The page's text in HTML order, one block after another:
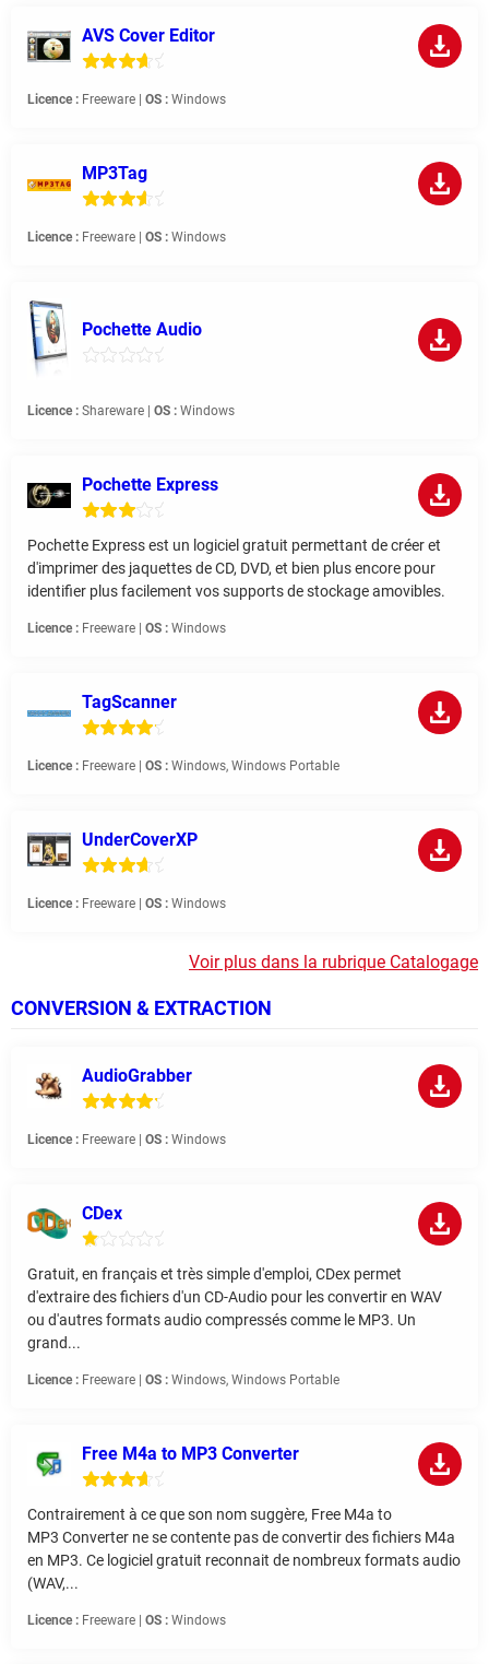
AVS Cover Editor
Licence : Freeware | OS : Windows
MP3Tag
Licence : Freeware | OS : Windows
Pochette Audio
Licence : Shareware | OS : Windows
Pochette Express
Pochette Express est un logiciel gratuit permettant de créer et
d'imprimer des jaquettes de CD, DVD, et bien plus encore pour
identifier plus facilement vos supports de stockage amovibles.
Licence : Freeware | OS : Windows
TagScanner
Licence : Freeware | OS : Windows, Windows Portable
UnderCoverXP
Licence : Freeware | OS : Windows
Voir plus dans la rubrique Catalogage
CONVERSION & EXTRACTION
AudioGrabber
Licence : Freeware | OS : Windows
CDex
Gratuit, en français et très simple d'emploi, CDex permet
d'extraire des fichiers d'un CD-Audio pour les convertir en WAV
ou d'autres formats audio compressés comme le MP3. Un
grand...
Licence : Freeware | OS : Windows, Windows Portable
Free M4a to MP3 Converter
Contrairement à ce que son nom suggère, Free M4a to
MP3 Converter ne se contente pas de convertir des fichiers M4a
en MP3. Ce logiciel gratuit reconnait de nombreux formats audio
(WAV,...
Licence : Freeware | OS : Windows